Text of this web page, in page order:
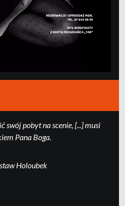
swój po­byt na sce­nie, [...] mu­si
Pa­na Boga.
Holoubek